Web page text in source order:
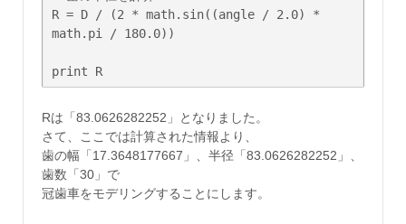
R = D / (2 * math.sin((angle / 2.0) *
math.pi / 180.0))
print R
Rは「83.0626282252」となりました。
さて、ここでは計算された情報より、
歯の幅「17.3648177667」、半径「83.0626282252」、
歯数「30」で
冠歯車をモデリングすることにします。